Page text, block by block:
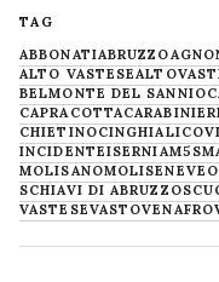
TAG
ABBONATIABRUZZO
ALTO VASTESE
BELMONTE DEL SANNIO
CAPRACOTTA
CHIETINOCINGHIALI
INCIDENTEISERNIAM5S
MOLISANOMOLISENEVE
SCHIAVI DI ABRUZZO
VASTESEVASTOVENAFRO